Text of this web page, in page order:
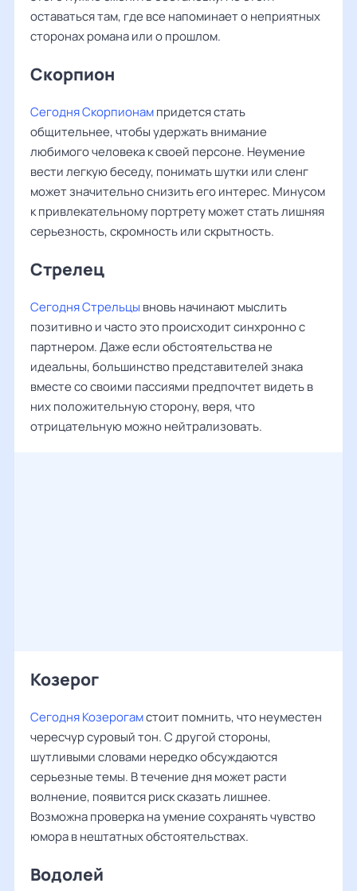
оставаться там, где все напоминает о неприятных
сторонах романа или о прошлом.
Скорпион
Сегодня Скорпионампридется стать
общительнее, чтобы удержать внимание
любимого человека к своей персоне. Неумение
вести легкую беседу, понимать шутки или сленг
может значительно снизить его интерес. Минусом
к привлекательному портрету может стать лишняя
серьезность, скромность или скрытность.
Стрелец
Сегодня Стрельцы вновь начинают мыслить
позитивно и часто это происходит синхронно с
партнером. Даже если обстоятельства не
идеальны, большинство представителей знака
вместе со своими пассиями предпочтет видеть в
них положительную сторону, веря, что
отрицательную можно нейтрализовать.
Козерог
Сегодня Козерогамстоит помнить, что неуместен
чересчур суровый тон. С другой стороны,
шутливыми словами нередко обсуждаются
серьезные темы. В течение дня может расти
волнение, появится риск сказать лишнее.
Возможна проверка на умение сохранять чувство
юмора в нештатных обстоятельствах.
Водолей